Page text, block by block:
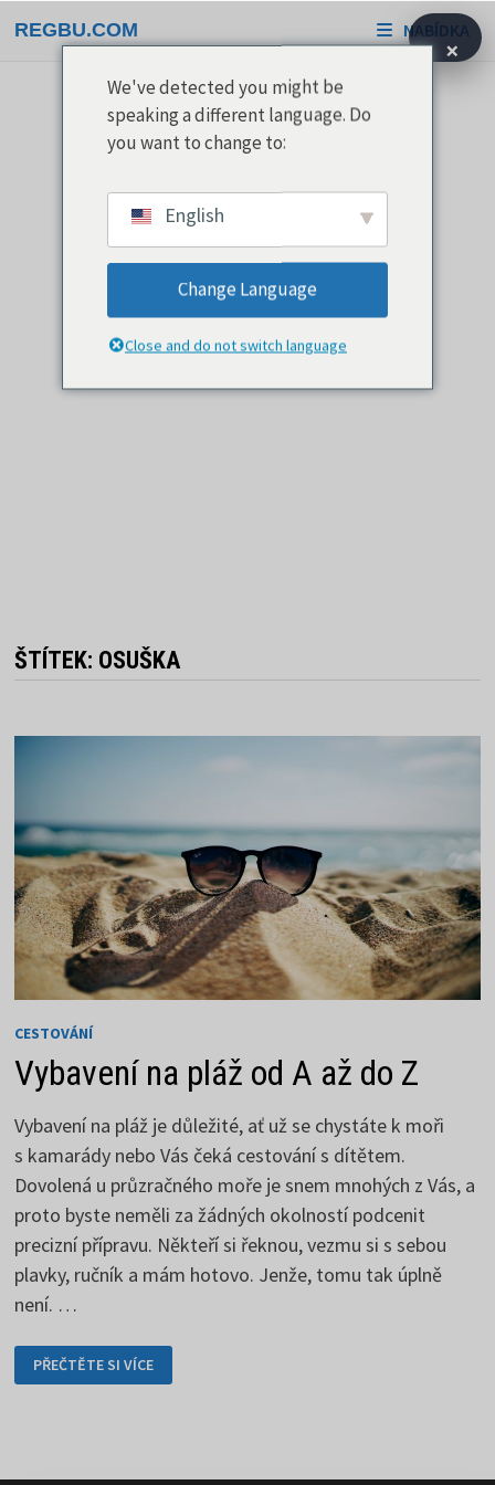
na
REGBU.COM NABÍDKA
ŠTÍTEK: OSUŠKA
CESTOVÁNÍ
Vybavení na pláž od A až do Z
Vybavení na pláž je důležité, ať už se chystáte k moři
s kamarády nebo Vás čeká cestování s dítětem.
Dovolená u průzračného moře je snem mnohých z Vás, a
proto byste neměli za žádných okolností podcenit
precizní přípravu. Někteří si řeknou, vezmu si s sebou
plavky, ručník a mám hotovo. Jenže, tomu tak úplně
není. …
VYBAVENÍ
NA
PLÁŽ
PŘEČTĚTE SI VÍCE
×
We've detected you might be
speaking a different language. Do
you want to change to:
English
Change Language
Close and do not switch language